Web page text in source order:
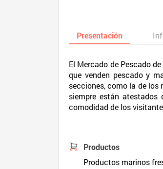
Presentación
El Mercado de Pescado
que venden pescado y
secciones, como la de los
siempre están
comodidad de los
Productos
Productos marinos